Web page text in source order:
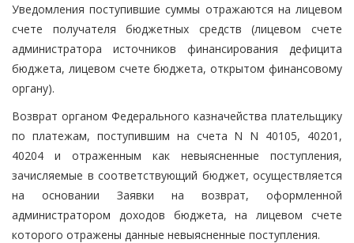
Уведомления поступившие суммы отражаются на лицевом
счете получателя бюджетных средств (лицевом счете
администратора источников финансирования дефицита
бюджета, лицевом счете бюджета, открытом финансовому
органу).
Возврат органом Федерального казначейства плательщику
по платежам, поступившим на счета N N 40105, 40201,
40204 и отраженным как невыясненные поступления,
зачисляемые в соответствующий бюджет, осуществляется
на основании Заявки на возврат, оформленной
администратором доходов бюджета, на лицевом счете
которого отражены данные невыясненные поступления.